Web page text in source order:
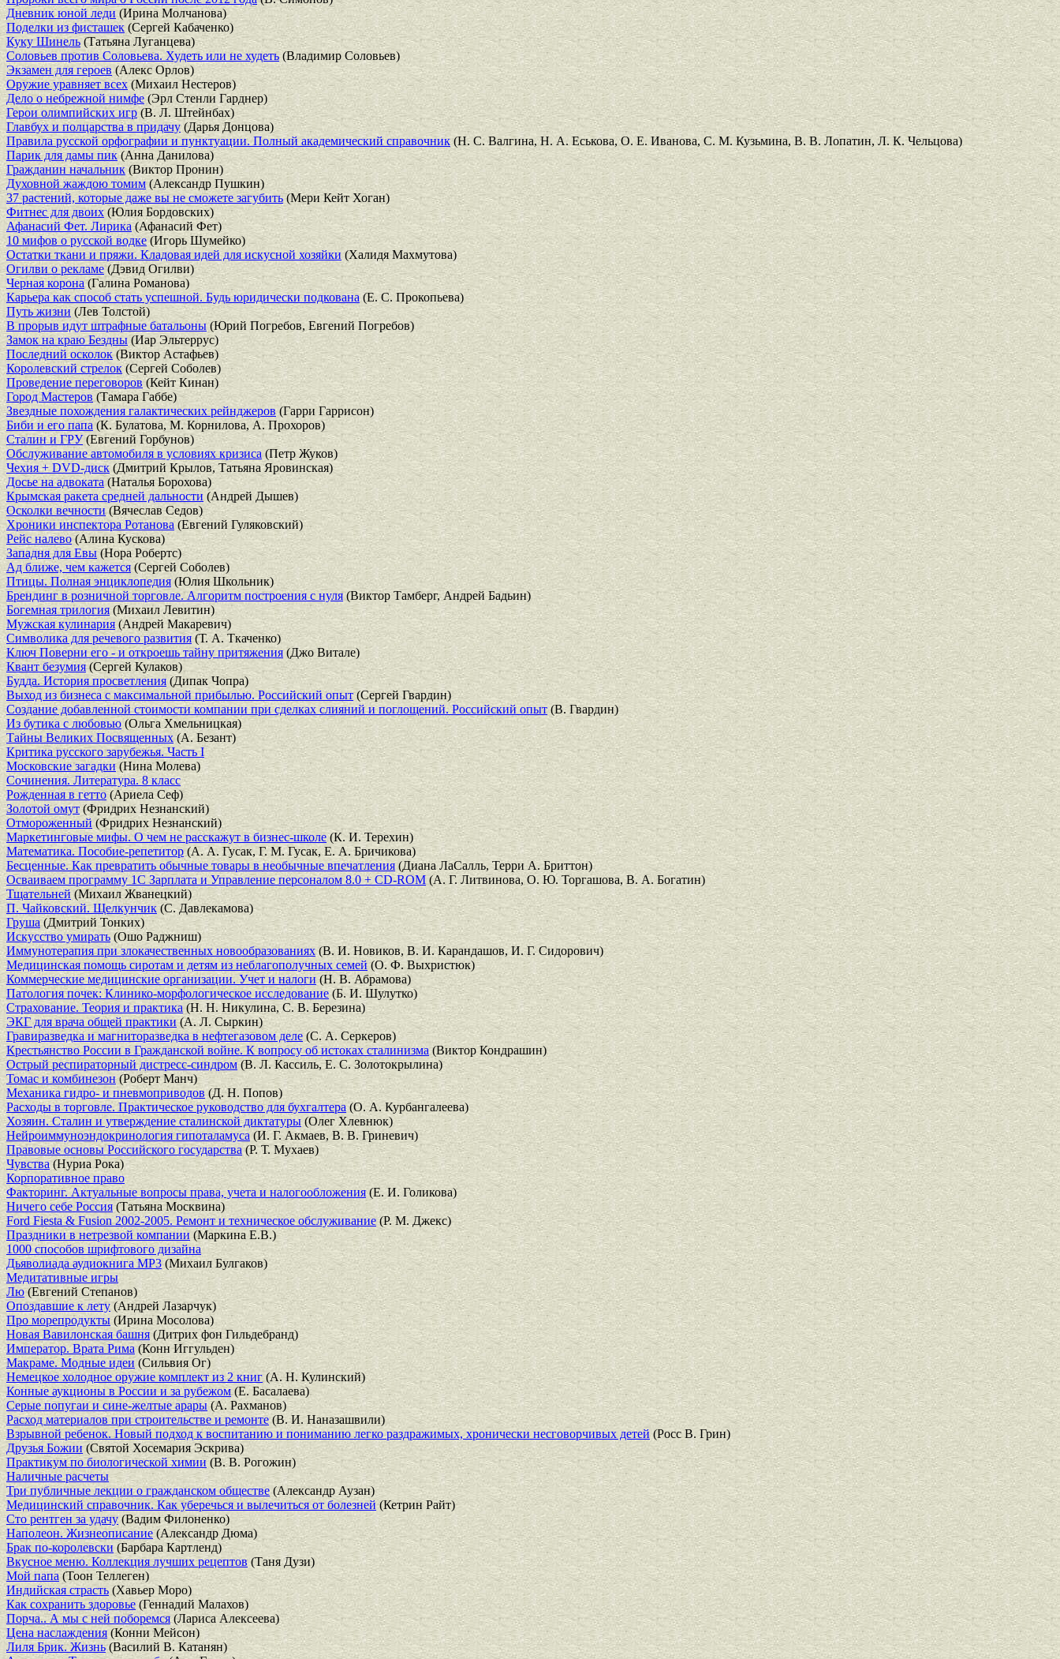
Дневник юной леди (Ирина Молчанова)
Поделки из фисташек (Сергей Кабаченко)
Куку Шинель(Татьяна Луганцева)
Соловьев против Соловьева. Худеть или не худеть(Владимир Соловьев)
Экзамен для героев (Алекс Орлов)
Оружие уравняет всех(Михаил Нестеров)
Дело о небрежной нимфе(Эрл Стенли Гарднер)
Герои олимпийских игр (В. Л. Штейнбах)
Главбух и полцарства в придачу(Дарья Донцова)
Правила русской орфографии и пунктуации. Полный академический справочник(Н. С. Валгина, Н. А. Еськова, О. Е. Иванова, С. М. Кузьмина, В. В. Лопатин, Л. К. Чельцова)
Парик для дамы пик(Анна Данилова)
Гражданин начальник (Виктор Пронин)
Духовной жаждою томим(Александр Пушкин)
37 растений, которые даже вы не сможете загубить(Мери Кейт Хоган)
Фитнес для двоих (Юлия Бордовских)
Афанасий Фет. Лирика(Афанасий Фет)
10 мифов о русской водке(Игорь Шумейко)
Остатки ткани и пряжи. Кладовая идей для искусной хозяйки (Халидя Махмутова)
Огилви о рекламе (Дэвид Огилви)
Черная корона (Галина Романова)
Карьера как способ стать успешной. Будь юридически подкована (Е. С. Прокопьева)
Путь жизни (Лев Толстой)
В прорыв идут штрафные батальоны(Юрий Погребов, Евгений Погребов)
Замок на краю Бездны (Иар Эльтеррус)
Последний осколок(Виктор Астафьев)
Королевский стрелок(Сергей Соболев)
Проведение переговоров(Кейт Кинан)
Город Мастеров (Тамара Габбе)
Звездные похождения галактических рейнджеров(Гарри Гаррисон)
Биби и его папа (К. Булатова, М. Корнилова, А. Прохоров)
Сталин и ГРУ(Евгений Горбунов)
Обслуживание автомобиля в условиях кризиса (Петр Жуков)
Чехия + DVD-диск(Дмитрий Крылов, Татьяна Яровинская)
Досье на адвоката(Наталья Борохова)
Крымская ракета средней дальности (Андрей Дышев)
Осколки вечности(Вячеслав Седов)
Хроники инспектора Ротанова (Евгений Гуляковский)
Рейс налево(Алина Кускова)
Западня для Евы (Нора Робертс)
Ад ближе, чем кажется(Сергей Соболев)
Птицы. Полная энциклопедия (Юлия Школьник)
Брендинг в розничной торговле. Алгоритм построения с нуля (Виктор Тамберг, Андрей Бадьин)
Богемная трилогия (Михаил Левитин)
Мужская кулинария (Андрей Макаревич)
Символика для речевого развития (Т. А. Ткаченко)
Ключ Поверни его - и откроешь тайну притяжения (Джо Витале)
Квант безумия(Сергей Кулаков)
Будда. История просветления (Дипак Чопра)
Выход из бизнеса с максимальной прибылью. Российский опыт(Сергей Гвардин)
Создание добавленной стоимости компании при сделках слияний и поглощений. Российский опыт (В. Гвардин)
Из бутика с любовью (Ольга Хмельницкая)
Тайны Великих Посвященных (А. Безант)
Критика русского зарубежья. Часть I
Московские загадки(Нина Молева)
Сочинения. Литература. 8 класс
Рожденная в гетто(Ариела Сеф)
Золотой омут (Фридрих Незнанский)
Отмороженный (Фридрих Незнанский)
Маркетинговые мифы. О чем не расскажут в бизнес-школе(К. И. Терехин)
Математика. Пособие-репетитор(А. А. Гусак, Г. М. Гусак, Е. А. Бричикова)
Бесценные. Как превратить обычные товары в необычные впечатления (Диана ЛаСалль, Терри А. Бриттон)
Осваиваем программу 1С Зарплата и Управление персоналом 8.0 + CD-ROM (А. Г. Литвинова, О. Ю. Торгашова, В. А. Богатин)
Тщательней (Михаил Жванецкий)
П. Чайковский. Щелкунчик(С. Давлекамова)
Груша (Дмитрий Тонких)
Искусство умирать (Ошо Раджниш)
Иммунотерапия при злокачественных новообразованиях(В. И. Новиков, В. И. Карандашов, И. Г. Сидорович)
Медицинская помощь сиротам и детям из неблагополучных семей (О. Ф. Выхристюк)
Коммерческие медицинские организации. Учет и налоги (Н. В. Абрамова)
Патология почек: Клинико-морфологическое исследование(Б. И. Шулутко)
Страхование. Теория и практика (Н. Н. Никулина, С. В. Березина)
ЭКГ для врача общей практики (А. Л. Сыркин)
Гравиразведка и магниторазведка в нефтегазовом деле (С. А. Серкеров)
Крестьянство России в Гражданской войне. К вопросу об истоках сталинизма(Виктор Кондрашин)
Острый респираторный дистресс-синдром(В. Л. Кассиль, Е. С. Золотокрылина)
Томас и комбинезон(Роберт Манч)
Механика гидро- и пневмоприводов(Д. Н. Попов)
Расходы в торговле. Практическое руководство для бухгалтера (О. А. Курбангалеева)
Хозяин. Сталин и утверждение сталинской диктатуры (Олег Хлевнюк)
Нейроиммуноэндокринология гипоталамуса (И. Г. Акмаев, В. В. Гриневич)
Правовые основы Российского государства (Р. Т. Мухаев)
Чувства(Нуриа Рока)
Корпоративное право
Факторинг. Актуальные вопросы права, учета и налогообложения(Е. И. Голикова)
Ничего себе Россия(Татьяна Москвина)
Ford Fiesta & Fusion 2002-2005. Ремонт и техническое обслуживание(Р. М. Джекс)
Праздники в нетрезвой компании (Маркина Е.В.)
1000 способов шрифтового дизайна
Дьяволиада аудиокнига MP3(Михаил Булгаков)
Медитативные игры
Лю(Евгений Степанов)
Опоздавшие к лету(Андрей Лазарчук)
Про морепродукты (Ирина Мосолова)
Новая Вавилонская башня (Дитрих фон Гильдебранд)
Император. Врата Рима (Конн Иггульден)
Макраме. Модные идеи(Сильвия Ог)
Немецкое холодное оружие комплект из 2 книг (А. Н. Кулинский)
Конные аукционы в России и за рубежом(Е. Басалаева)
Серые попугаи и сине-желтые арары(А. Рахманов)
Расход материалов при строительстве и ремонте(В. И. Наназашвили)
Взрывной ребенок. Новый подход к воспитанию и пониманию легко раздражимых, хронически несговорчивых детей (Росс В. Грин)
Друзья Божии (Святой Хосемария Эскрива)
Практикум по биологической химии (В. В. Рогожин)
Наличные расчеты
Три публичные лекции о гражданском обществе (Александр Аузан)
Медицинский справочник. Как уберечься и вылечиться от болезней(Кетрин Райт)
Сто рентген за удачу(Вадим Филоненко)
Наполеон. Жизнеописание(Александр Дюма)
Брак по-королевски (Барбара Картленд)
Вкусное меню. Коллекция лучших рецептов(Таня Дузи)
Мой папа (Тоон Теллеген)
Индийская страсть (Хавьер Моро)
Как сохранить здоровье (Геннадий Малахов)
Порча.. А мы с ней поборемся(Лариса Алексеева)
Цена наслаждения (Конни Мейсон)
Лиля Брик. Жизнь(Василий В. Катанян)